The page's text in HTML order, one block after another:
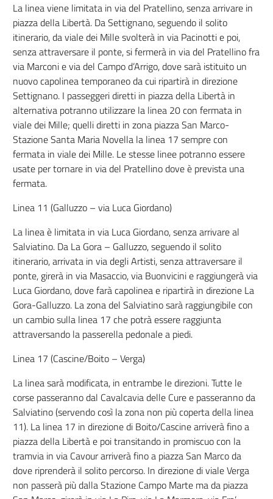
La linea viene limitata in via del Pratellino, senza arrivare in
piazza della Libertà. Da Settignano, seguendo il solito
itinerario, da viale dei Mille svolterà in via Pacinotti e poi,
senza attraversare il ponte, si fermerà in via del Pratellino fra
via Marconi e via del Campo d’Arrigo, dove sarà istituito un
nuovo capolinea temporaneo da cui ripartirà in direzione
Settignano. I passeggeri diretti in piazza della Libertà in
alternativa potranno utilizzare la linea 20 con fermata in
viale dei Mille; quelli diretti in zona piazza San Marco-
Stazione Santa Maria Novella la linea 17 sempre con
fermata in viale dei Mille. Le stesse linee potranno essere
usate per tornare in via del Pratellino dove è prevista una
fermata.
Linea 11 (Galluzzo – via Luca Giordano)
La linea è limitata in via Luca Giordano, senza arrivare al
Salviatino. Da La Gora – Galluzzo, seguendo il solito
itinerario, arrivata in via degli Artisti, senza attraversare il
ponte, girerà in via Masaccio, via Buonvicini e raggiungerà via
Luca Giordano, dove farà capolinea e ripartirà in direzione La
Gora-Galluzzo. La zona del Salviatino sarà raggiungibile con
un cambio sulla linea 17 che potrà essere raggiunta
attraversando la passerella pedonale a piedi.
Linea 17 (Cascine/Boito – Verga)
La linea sarà modificata, in entrambe le direzioni. Tutte le
corse passeranno dal Cavalcavia delle Cure e passeranno da
Salviatino (servendo così la zona non più coperta della linea
11). La linea 17 in direzione di Boito/Cascine arriverà fino a
piazza della Libertà e poi transitando in promiscuo con la
tramvia in via Cavour arriverà fino a piazza San Marco da
dove riprenderà il solito percorso. In direzione di viale Verga
non passerà più dalla Stazione Campo Marte ma da piazza